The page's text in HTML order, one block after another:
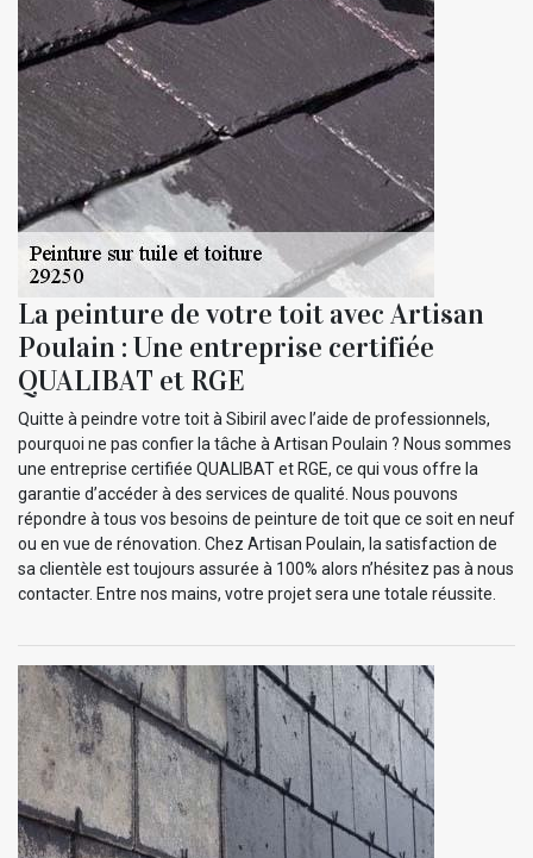
La peinture de votre toit avec Artisan
Poulain : Une entreprise certifiée
QUALIBAT et RGE
Quitte à peindre votre toit à Sibiril avec l’aide de professionnels,
pourquoi ne pas confier la tâche à Artisan Poulain ? Nous sommes
une entreprise certifiée QUALIBAT et RGE, ce qui vous offre la
garantie d’accéder à des services de qualité. Nous pouvons
répondre à tous vos besoins de peinture de toit que ce soit en neuf
ou en vue de rénovation. Chez Artisan Poulain, la satisfaction de
sa clientèle est toujours assurée à 100% alors n’hésitez pas à nous
contacter. Entre nos mains, votre projet sera une totale réussite.